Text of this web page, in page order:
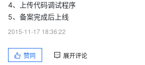
4、上传代码调试程序
5、备案完成后上线
2015-11-17 18:36:22
赞同 展开评论